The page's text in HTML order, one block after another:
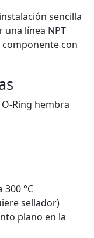
sencilla
línea NPT
con
Ring hembra
300 °C
sellador)
plano en la